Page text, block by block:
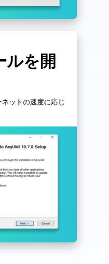
ルを開
ットの速度に応じ